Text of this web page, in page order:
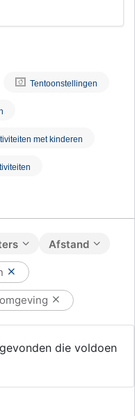
Tentoonstellingen
met kinderen
Afstand
die voldoen